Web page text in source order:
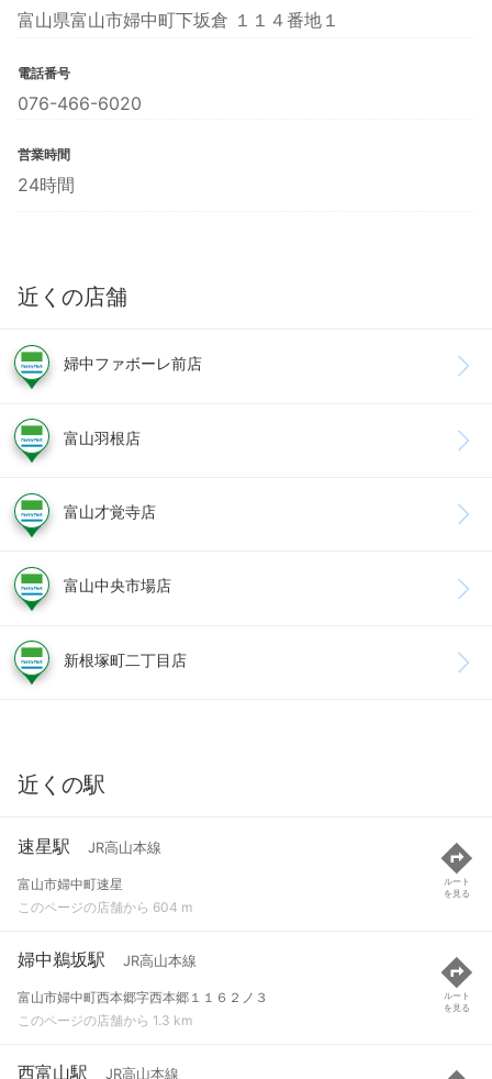
富山県富山市婦中町下坂倉 １１４番地１
電話番号
076-466-6020
営業時間
24時間
近くの店舗
婦中ファボーレ前店
富山羽根店
富山才覚寺店
富山中央市場店
新根塚町二丁目店
近くの駅
速星駅 JR高山本線
富山市婦中町速星
このページの店舗から 604 m
ルート
を見る
婦中鵜坂駅 JR高山本線
富山市婦中町西本郷字西本郷１１６２ノ３
このページの店舗から 1.3 km
ルート
を見る
西富山駅 JR高山本線